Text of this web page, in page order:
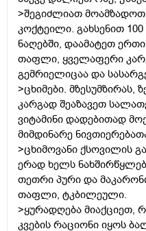
>შეგიძლიათ
კოქტეილი. გახსენით
ნაღებში, დაამატეთ
თაფლი, ყველაფერი
გემრიელიცაა და
>ცხიმები. მზესუმზირას,
კარგად შეაზავეთ
ვიტამინი დადებითად
მიმდინარე
>ცხიმოვანი ქსოვილის
ერად ხელს
თეთრი პური და
თაფლი, ტკბილეული.
>ყურადღება მიაქციეთ,
კვების რაციონი იყოს